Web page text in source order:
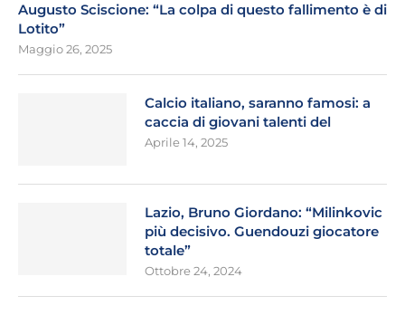
Augusto Sciscione: “La colpa di questo fallimento è di
Lotito”
Maggio 26, 2025
Calcio italiano, saranno famosi: a
caccia di giovani talenti del
Aprile 14, 2025
Lazio, Bruno Giordano: “Milinkovic
più decisivo. Guendouzi giocatore
totale”
Ottobre 24, 2024